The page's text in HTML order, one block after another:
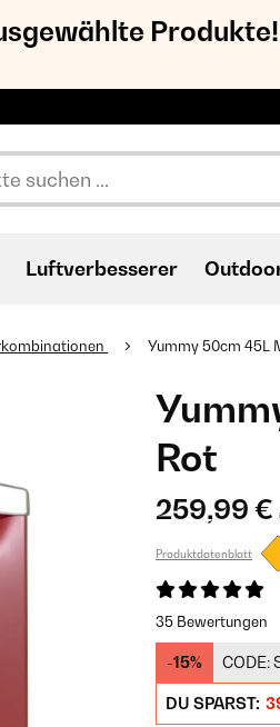
Produkte!
Luftverbesserer
Yummy 50cm 45L
Rot
259,99 €
Produktdatenblatt
35 Bewertungen
-15% CODE:
DU SPARST: